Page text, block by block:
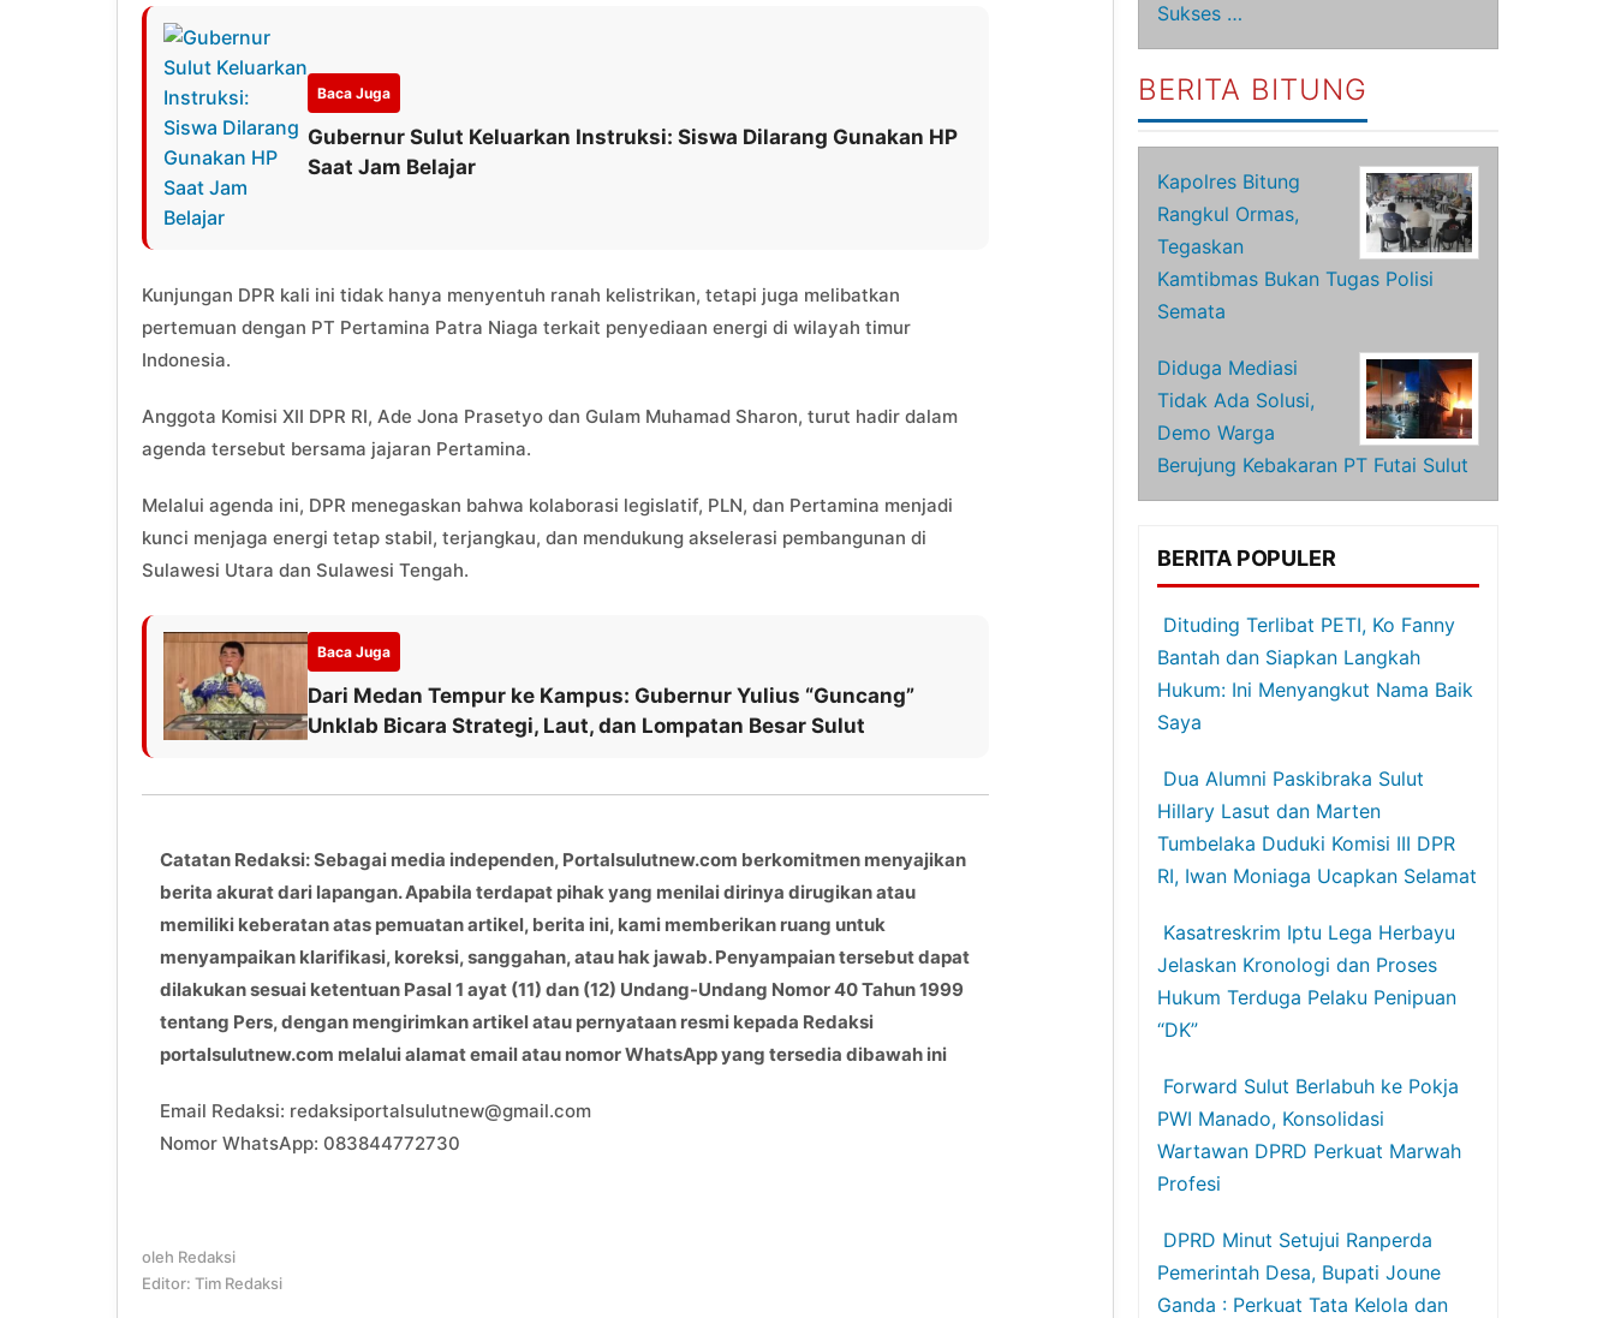
Baca Juga
Gubernur Sulut Keluarkan Instruksi: Siswa Dilarang Gunakan HP
Saat Jam Belajar
Kunjungan DPR kali ini tidak hanya menyentuh ranah kelistrikan, tetapi juga melibatkan
pertemuan dengan PT Pertamina Patra Niaga terkait penyediaan energi di wilayah timur
Indonesia.
Anggota Komisi XII DPR RI, Ade Jona Prasetyo dan Gulam Muhamad Sharon, turut hadir dalam
agenda tersebut bersama jajaran Pertamina.
Melalui agenda ini, DPR menegaskan bahwa kolaborasi legislatif, PLN, dan Pertamina menjadi
kunci menjaga energi tetap stabil, terjangkau, dan mendukung akselerasi pembangunan di
Sulawesi Utara dan Sulawesi Tengah.
Baca Juga
Dari Medan Tempur ke Kampus: Gubernur Yulius “Guncang”
Unklab Bicara Strategi, Laut, dan Lompatan Besar Sulut
Catatan Redaksi: Sebagai media independen, Portalsulutnew.com berkomitmen menyajikan
berita akurat dari lapangan. Apabila terdapat pihak yang menilai dirinya dirugikan atau
memiliki keberatan atas pemuatan artikel, berita ini, kami memberikan ruang untuk
menyampaikan klarifikasi, koreksi, sanggahan, atau hak jawab. Penyampaian tersebut dapat
dilakukan sesuai ketentuan Pasal 1 ayat (11) dan (12) Undang-Undang Nomor 40 Tahun 1999
tentang Pers, dengan mengirimkan artikel atau pernyataan resmi kepada Redaksi
portalsulutnew.com melalui alamat email atau nomor WhatsApp yang tersedia dibawah ini
Email Redaksi: redaksiportalsulutnew@gmail.com
Nomor WhatsApp: 083844772730
oleh Redaksi
Editor: Tim Redaksi
Sukses …
BERITA BITUNG
Kapolres Bitung
Rangkul Ormas,
Tegaskan
Kamtibmas Bukan Tugas Polisi
Semata
Diduga Mediasi
Tidak Ada Solusi,
Demo Warga
Berujung Kebakaran PT Futai Sulut
BERITA POPULER
Dituding Terlibat PETI, Ko Fanny
Bantah dan Siapkan Langkah
Hukum: Ini Menyangkut Nama Baik
Saya
Dua Alumni Paskibraka Sulut
Hillary Lasut dan Marten
Tumbelaka Duduki Komisi III DPR
RI, Iwan Moniaga Ucapkan Selamat
Kasatreskrim Iptu Lega Herbayu
Jelaskan Kronologi dan Proses
Hukum Terduga Pelaku Penipuan
“DK”
Forward Sulut Berlabuh ke Pokja
PWI Manado, Konsolidasi
Wartawan DPRD Perkuat Marwah
Profesi
DPRD Minut Setujui Ranperda
Pemerintah Desa, Bupati Joune
Ganda : Perkuat Tata Kelola dan